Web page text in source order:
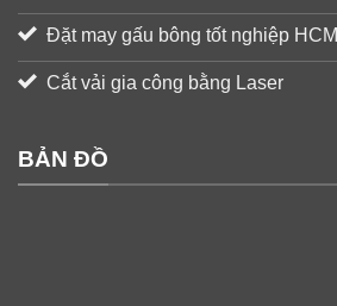
Đặt may gấu bông tốt nghiệp HCM
Cắt vải gia công bằng Laser
BẢN ĐỒ